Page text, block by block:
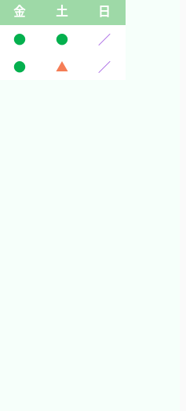
金 土
日
● ●
／
● ▲ ／